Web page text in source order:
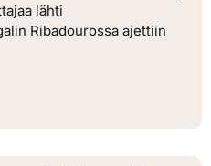
lähti
Ribadourossa ajettiin